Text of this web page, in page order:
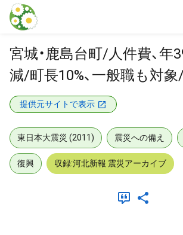
本文に飛ぶ
宮城・鹿島台町/人件費、年
減/町長10%、一般職も対象/
提供元サイトで表示
東日本大震災 (2011) 震災への備え
復興 収録:河北新報 震災アーカイブ